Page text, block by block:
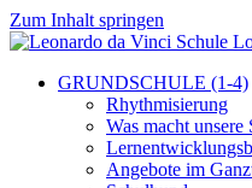
Zum Inhalt springen
GRUNDSCHULE (1-4)
Rhythmisierung
Was macht unsere
Angebote im